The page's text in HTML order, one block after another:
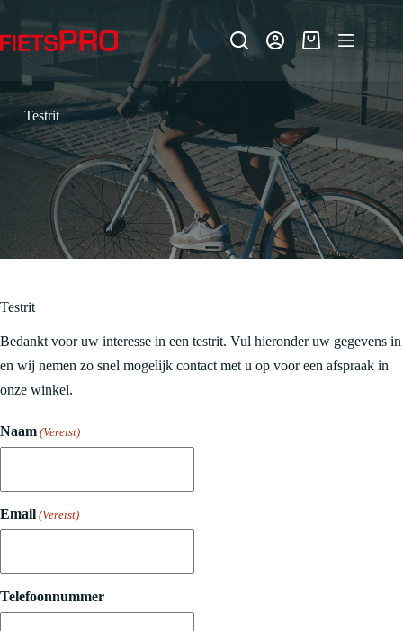
naar
de
inhoud
Winkelwagen
Testrit
Testrit
Bedankt voor uw interesse in een testrit. Vul hieronder uw gegevens in
en wij nemen zo snel mogelijk contact met u op voor een afspraak in
onze winkel.
Naam (Vereist)
Email (Vereist)
Telefoonnummer